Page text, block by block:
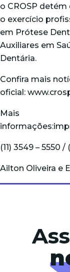
o CROSP
o exercício
em Prótese
Auxiliares em
Dentária.
Confira mais
oficial:
Mais
informações:
(11) 3549 – 5550 /
Ailton Oliveira e